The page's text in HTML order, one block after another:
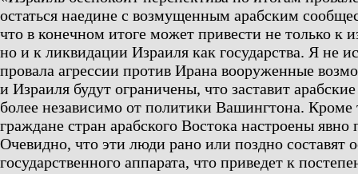
остаться наедине с возмущенным арабским
что в конечном итоге может привести не только к
но и к ликвидации Израиля как государства. Я не
провала агрессии против Ирана вооруженные
и Израиля будут ограничены, что заставит
более независимо от политики Вашингтона. Кроме
граждане стран арабского Востока настроены явно
Очевидно, что эти люди рано или поздно составят
государственного аппарата, что приведет к